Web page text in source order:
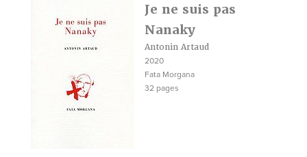
Je ne suis pas
Nanaky
Antonin Artaud
2020
Fata Morgana
32 pages